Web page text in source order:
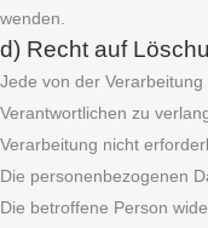
wenden.
d) Recht auf
Jede von der
Verantwortlichen zu
Verarbeitung nicht
Die personenbezogenen
Die betroffene Person